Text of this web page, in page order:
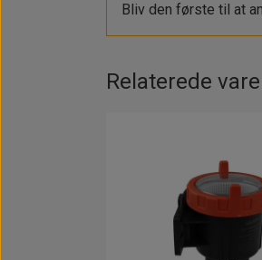
Bliv den første til at
Relaterede